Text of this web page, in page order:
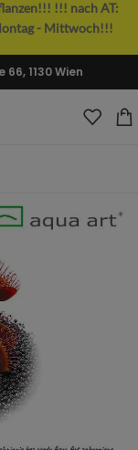
!!! nach AT:
- Mittwoch!!!
1130 Wien